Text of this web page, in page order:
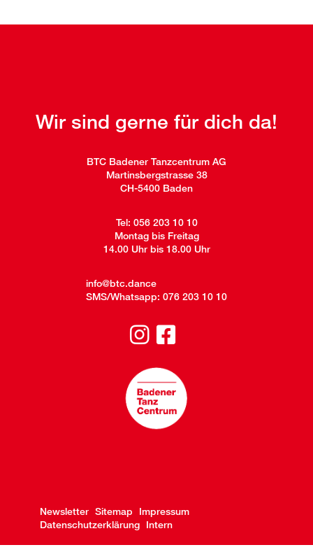
Wir sind gerne für dich da!
BTC Badener Tanzcentrum AG
Martinsbergstrasse 38
CH-5400 Baden
Tel: 056 203 10 10
Montag bis Freitag
14.00 Uhr bis 18.00 Uhr
info@btc.dance
SMS/Whatsapp: 076 203 10 10
Newsletter Sitemap
Impressum
Datenschutzerklärung Intern